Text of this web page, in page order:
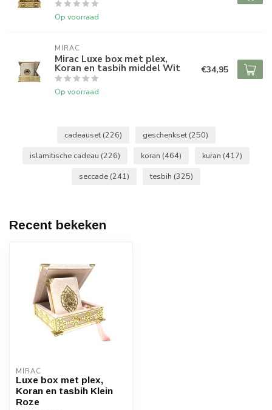
Op voorraad
MIRAC
Mirac Luxe box met plex,
Koran en tasbih middel Wit
Op voorraad
€34,95
cadeauset (226) geschenkset (250)
islamitische cadeau (226) koran (464) kuran (417)
seccade (241) tesbih (325)
Recent bekeken
MIRAC
Luxe box met plex,
Koran en tasbih Klein
Roze